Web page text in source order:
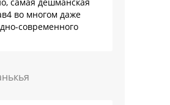
во многом даже
современного